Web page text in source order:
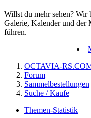
Willst du mehr sehen?
Galerie, Kalender und der
führen.
OCTAVIA-
Forum
Sammelbestellungen
Suche / Kaufe
Themen-Statistik